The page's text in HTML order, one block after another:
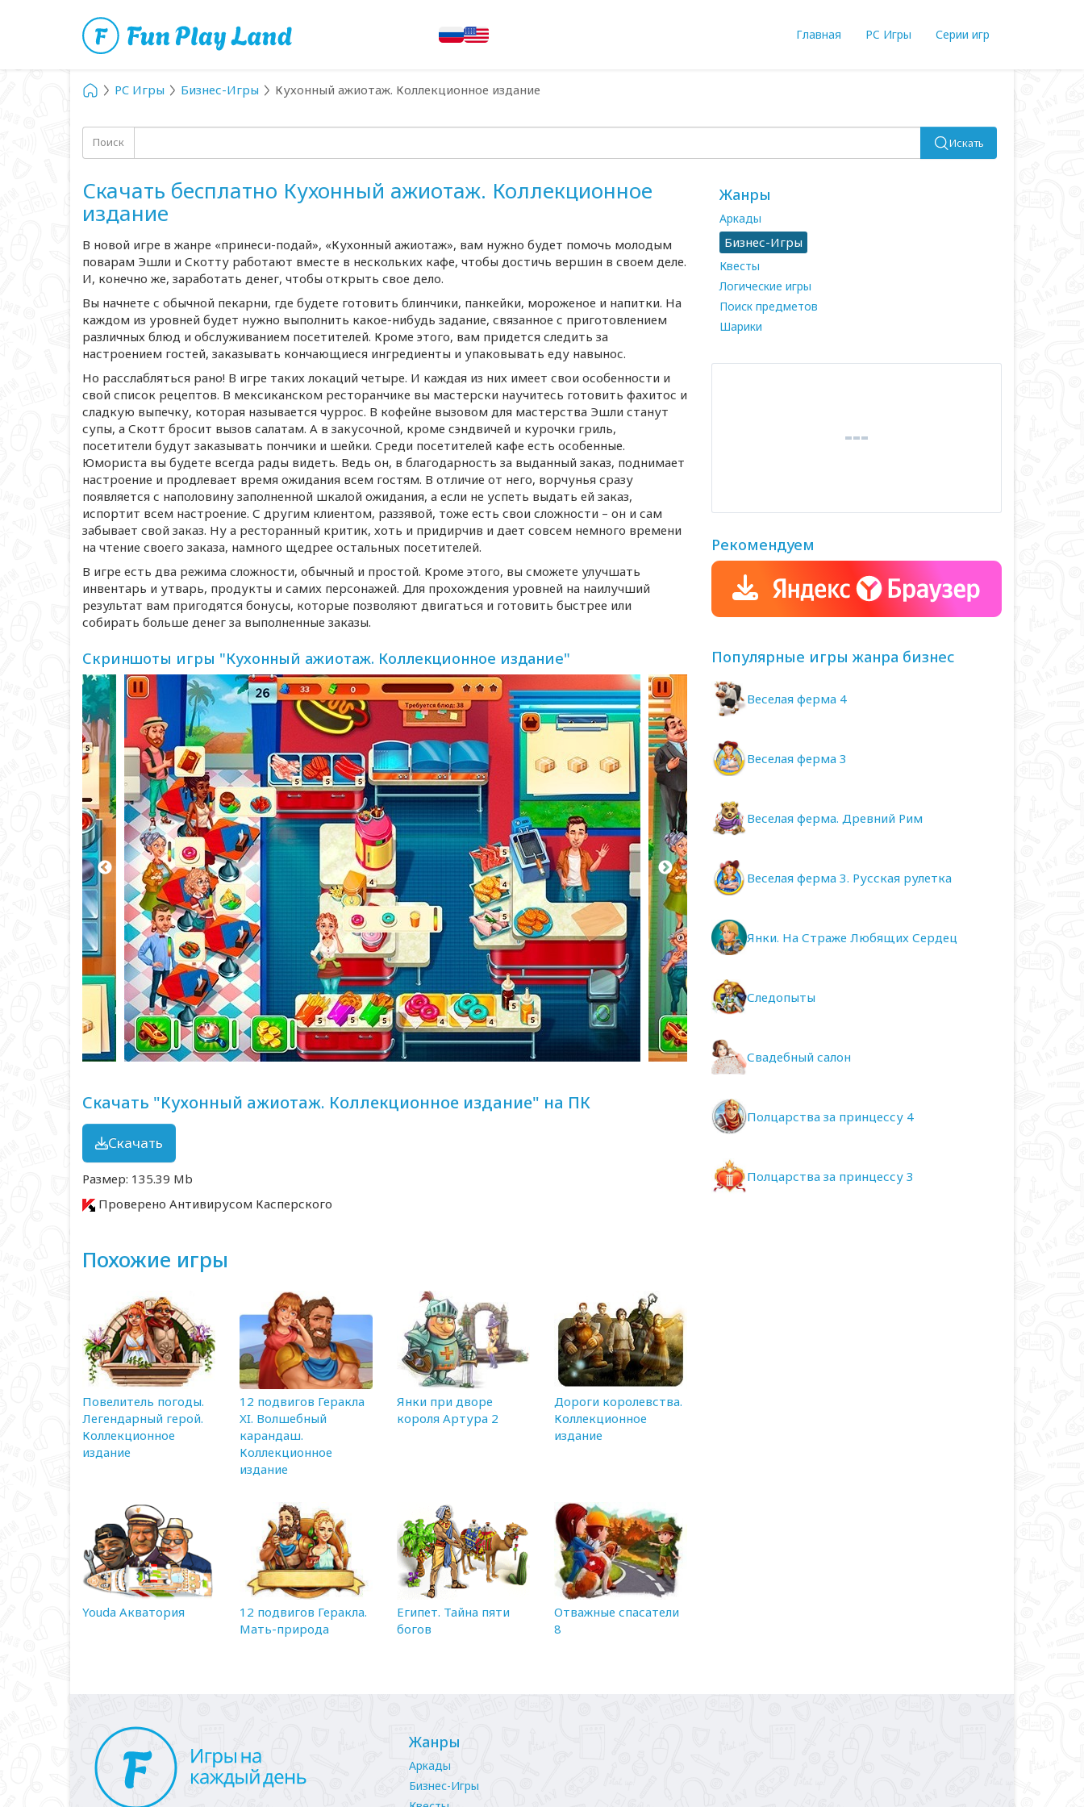
Главная PC Игры Серии игр
PC Игры Бизнес-Игры Кухонный ажиотаж. Коллекционное издание
Поиск Искать
Скачать бесплатно Кухонный ажиотаж. Коллекционное
издание
В новой игре в жанре «принеси-подай», «Кухонный ажиотаж», вам нужно будет помочь молодым
поварам Эшли и Скотту работают вместе в нескольких кафе, чтобы достичь вершин в своем деле.
И, конечно же, заработать денег, чтобы открыть свое дело.
Вы начнете с обычной пекарни, где будете готовить блинчики, панкейки, мороженое и напитки. На
каждом из уровней будет нужно выполнить какое-нибудь задание, связанное с приготовлением
различных блюд и обслуживанием посетителей. Кроме этого, вам придется следить за
настроением гостей, заказывать кончающиеся ингредиенты и упаковывать еду навынос.
Но расслабляться рано! В игре таких локаций четыре. И каждая из них имеет свои особенности и
свой список рецептов. В мексиканском ресторанчике вы мастерски научитесь готовить фахитос и
сладкую выпечку, которая называется чуррос. В кофейне вызовом для мастерства Эшли станут
супы, а Скотт бросит вызов салатам. А в закусочной, кроме сэндвичей и курочки гриль,
посетители будут заказывать пончики и шейки. Среди посетителей кафе есть особенные.
Юмориста вы будете всегда рады видеть. Ведь он, в благодарность за выданный заказ, поднимает
настроение и продлевает время ожидания всем гостям. В отличие от него, ворчунья сразу
появляется с наполовину заполненной шкалой ожидания, а если не успеть выдать ей заказ,
испортит всем настроение. С другим клиентом, раззявой, тоже есть свои сложности – он и сам
забывает свой заказ. Ну а ресторанный критик, хоть и придирчив и дает совсем немного времени
на чтение своего заказа, намного щедрее остальных посетителей.
В игре есть два режима сложности, обычный и простой. Кроме этого, вы сможете улучшать
инвентарь и утварь, продукты и самих персонажей. Для прохождения уровней на наилучший
результат вам пригодятся бонусы, которые позволяют двигаться и готовить быстрее или
собирать больше денег за выполненные заказы.
Скриншоты игры "Кухонный ажиотаж. Коллекционное издание"
Скачать "Кухонный ажиотаж. Коллекционное издание" на ПК
Скачать
Размер: 135.39 Mb
Проверено Антивирусом Касперского
Похожие игры
Повелитель погоды.
Легендарный герой.
Коллекционное
издание
12 подвигов Геракла
XI. Волшебный
карандаш.
Коллекционное
издание
Янки при дворе
короля Артура 2
Дороги королевства.
Коллекционное
издание
Youda Акватория
12 подвигов Геракла.
Мать-природа
Египет. Тайна пяти
богов
Отважные спасатели
8
Жанры
Аркады
Бизнес-Игры
Квесты
Логические игры
Поиск предметов
Шарики
Рекомендуем
Популярные игры жанра бизнес
Веселая ферма 4
Веселая ферма 3
Веселая ферма. Древний Рим
Веселая ферма 3. Русская рулетка
Янки. На Страже Любящих Сердец
Следопыты
Свадебный салон
Полцарства за принцессу 4
Полцарства за принцессу 3
Жанры
Аркады
Бизнес-Игры